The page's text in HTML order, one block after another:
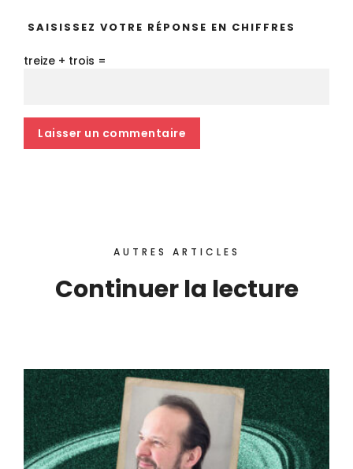
SAISISSEZ VOTRE RÉPONSE EN CHIFFRES
treize + trois =
AUTRES ARTICLES
Continuer la lecture